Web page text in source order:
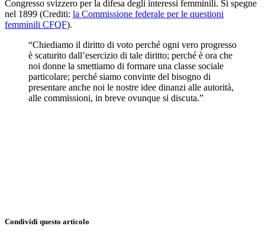
Congresso svizzero per la difesa degli interessi femminili. Si spegne
nel 1899 (Crediti: la Commissione federale per le questioni
femminili CFQF).
“Chiediamo il diritto di voto perché ogni vero progresso
è scaturito dall’esercizio di tale diritto; perché è ora che
noi donne la smettiamo di formare una classe sociale
particolare; perché siamo convinte del bisogno di
presentare anche noi le nostre idee dinanzi alle autorità,
alle commissioni, in breve ovunque si discuta.”
Condividi questo articolo